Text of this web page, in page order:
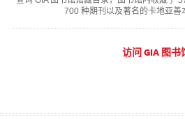
700 种期刊以及著名的卡地亚善
访问 GIA 图书